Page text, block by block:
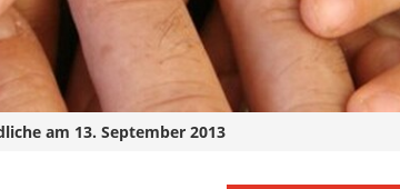
am 13. September 2013